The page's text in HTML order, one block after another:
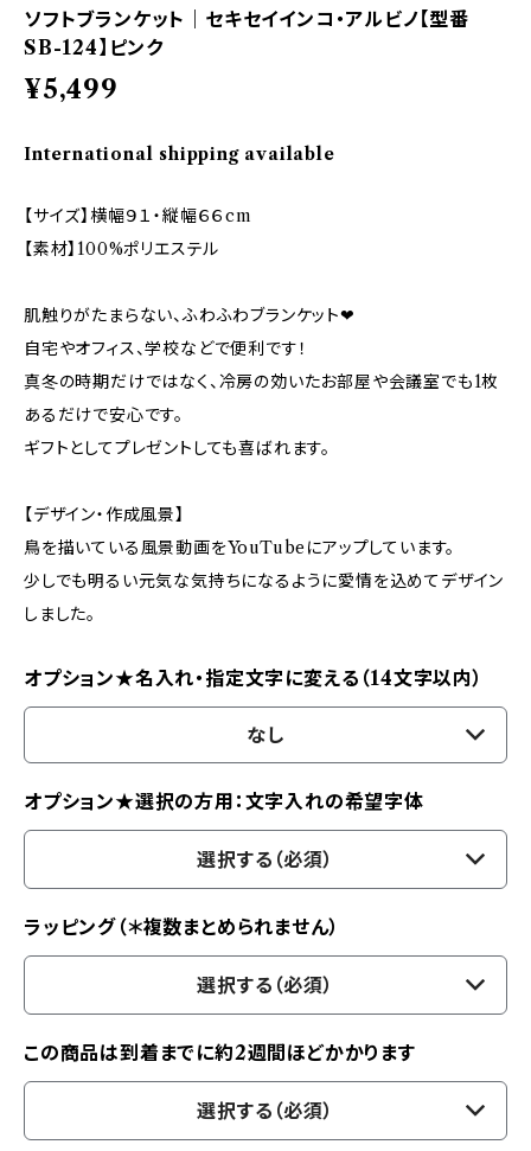
ソフトブランケット｜セキセイインコ・アルビノ【型番
SB-124】ピンク
¥5,499
International shipping available
【サイズ】横幅９１・縦幅６６cm
【素材】100%ポリエステル
肌触りがたまらない、ふわふわブランケット❤
自宅やオフィス、学校などで便利です！
真冬の時期だけではなく、冷房の効いたお部屋や会議室でも1枚
あるだけで安心です。
ギフトとしてプレゼントしても喜ばれます。
【デザイン・作成風景】
鳥を描いている風景動画をYouTubeにアップしています。
少しでも明るい元気な気持ちになるように愛情を込めてデザイン
しました。
オプション★名入れ・指定文字に変える（14文字以内）
なし
オプション★選択の方用：文字入れの希望字体
選択する（必須）
ラッピング（＊複数まとめられません）
選択する（必須）
この商品は到着までに約2週間ほどかかります
選択する（必須）